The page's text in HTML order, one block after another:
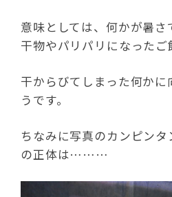
意味としては、何かが暑さ
干物やパリパリになったご
干からびてしまった何か
うです。
ちなみに写真のカンピン
の正体は………